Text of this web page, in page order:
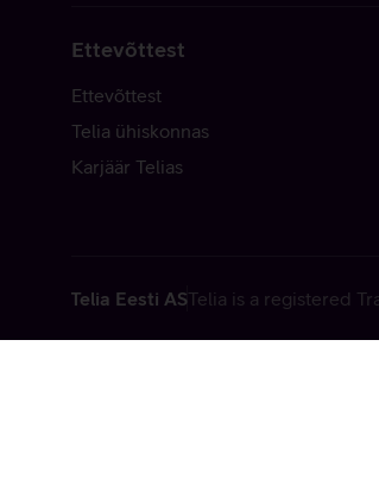
Ettevõttest
Ettevõttest
Telia ühiskonnas
Karjäär Telias
Telia Eesti ASTelia is a registered